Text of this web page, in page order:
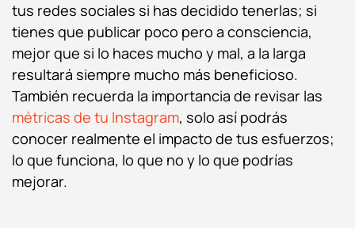
tus redes sociales si has decidido tenerlas; si
tienes que publicar poco pero a consciencia,
mejor que si lo haces mucho y mal, a la larga
resultará siempre mucho más beneficioso.
También recuerda la importancia de revisar las
métricas de tu Instagram, solo así podrás
conocer realmente el impacto de tus esfuerzos;
lo que funciona, lo que no y lo que podrías
mejorar.